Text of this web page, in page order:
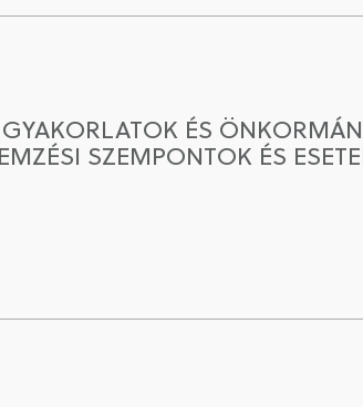
ÉS
SZEMPONTOK ÉS